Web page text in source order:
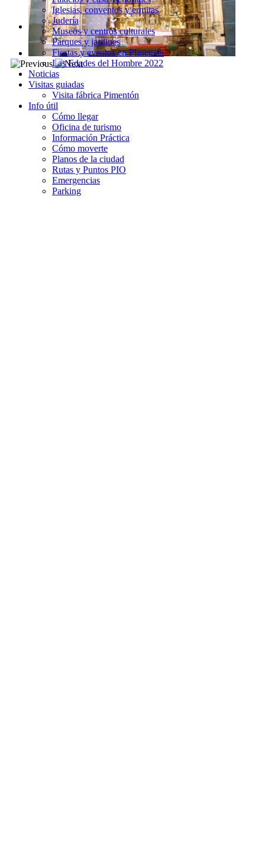
Iglesias, conventos y ermitas
Judería
Museos y centros culturales
Parques y jardines
Fiestas y eventos en Plasencia
Las Edades del Hombre 2022
Noticias
Visitas guiadas
Visita fábrica Pimentón
Info útil
Cómo llegar
Oficina de turismo
Información Práctica
Cómo moverte
Planos de la ciudad
Rutas y Puntos PIO
Emergencias
Parking